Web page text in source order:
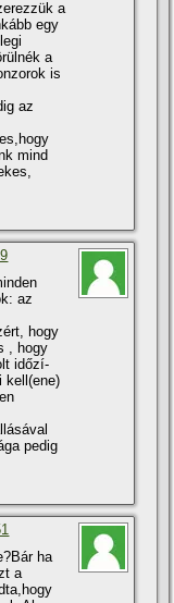
a
egy
a
is
az
mind
az
hogy
, hogy
időzí­
kell(ene)
pedig
ha
a